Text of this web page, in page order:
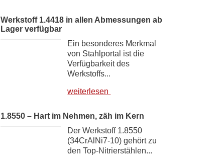
Werkstoff 1.4418 in allen Abmessungen ab
Lager verfügbar
Ein besonderes Merkmal
von Stahlportal ist die
Verfügbarkeit des
Werkstoffs...
weiterlesen
1.8550 – Hart im Nehmen, zäh im Kern
Der Werkstoff 1.8550
(34CrAlNi7-10) gehört zu
den Top-Nitrierstählen...